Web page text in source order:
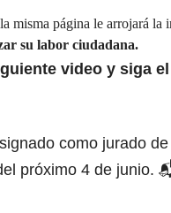
misma página le arrojará la
su labor ciudadana.
video y siga
como jurado
próximo 4 de junio.